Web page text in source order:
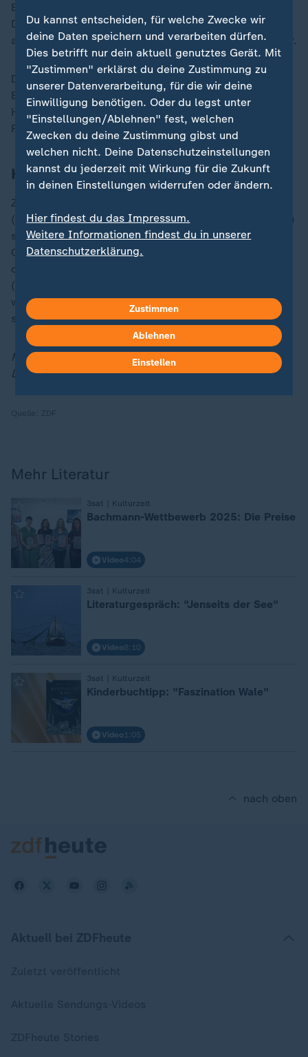
Euro dotiert. Die Deutsche Akademie für Sprache und
Dichtung verleiht seit 1951 den Georg-Büchner-Preis
an herausragende Schriftstellerinnen und Schriftsteller.
Der Preis wird finanziert von dem Beauftragten der
Bundesregierung für Kultur und Medien, dem
Hessischen Ministerium für Wissenschaft und
Forschung, Kunst und Kultur und der Stadt Darmstadt.
Klangvolle Namen bei den Preisträgern
Zu den bisherigen Preisträgern gehören Max Frisch
(1958),Günter Grass(1965) und Heinrich Böll (1967)
sowie zuletzt Terézia Mora,Lukas Bärfuss, Elke Erb,
Clemens J. Setz und Oswald Egger. Namensgeber ist
der Dramatiker und Revolutionär Georg Büchner
("Woyzeck", "Dantons Tod", "Leonce und Lena" ). Er
wurde 1813 im Großherzogtum Hessen geboren und
starb schon 1837 in Zürich.
Mit Material der deutschen Akademie für Sprache und
Dichtung und dpa.
Mehr Literatur
3sat | Kulturzeit
Bachmann-Wettbewerb 2025: Die Preise
Video4:04
3sat | Kulturzeit
Literaturgespräch: "Jenseits der See"
Video8:10
3sat | Kulturzeit
Kinderbuchtipp: "Faszination Wale"
Video 1:05
nach oben
Du kannst entscheiden, für welche Zwecke wir
deine Daten speichern und verarbeiten dürfen.
Dies betrifft nur dein aktuell genutztes Gerät. Mit
"Zustimmen" erklärst du deine Zustimmung zu
unserer Datenverarbeitung, für die wir deine
Einwilligung benötigen. Oder du legst unter
"Einstellungen/Ablehnen" fest, welchen
Zwecken du deine Zustimmung gibst und
welchen nicht. Deine Datenschutzeinstellungen
kannst du jederzeit mit Wirkung für die Zukunft
in deinen Einstellungen widerrufen oder ändern.
Hier findest du das Impressum.
Weitere Informationen findest du in unserer
Datenschutzerklärung.
Zustimmen
Ablehnen
Einstellen